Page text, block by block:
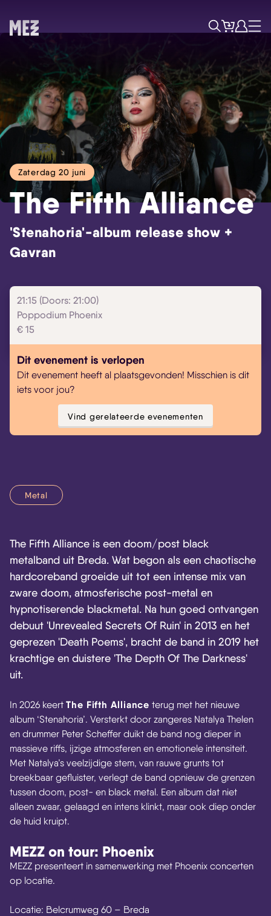
ZoekTicketsAccount
Menu
Zaterdag 20 juni
The Fifth Alliance
'Stenahoria'-album release show +
Gavran
21:15 (Doors: 21:00)
Poppodium Phoenix
€ 15
Dit evenement is verlopen
Dit evenement heeft al plaatsgevonden! Misschien is dit
iets voor jou?
Vind gerelateerde evenementen
Metal
The Fifth Alliance is een doom/post black
metalband uit Breda. Wat begon als een chaotische
hardcoreband groeide uit tot een intense mix van
zware doom, atmosferische post-metal en
hypnotiserende blackmetal. Na hun goed ontvangen
debuut 'Unrevealed Secrets Of Ruin' in 2013 en het
geprezen 'Death Poems', bracht de band in 2019 het
krachtige en duistere 'The Depth Of The Darkness'
uit.
In 2026 keert The Fifth Alliance terug met het nieuwe
album ‘Stenahoria’. Versterkt door zangeres Natalya Thelen
en drummer Peter Scheffer duikt de band nog dieper in
massieve riffs, ijzige atmosferen en emotionele intensiteit.
Met Natalya’s veelzijdige stem, van rauwe grunts tot
breekbaar gefluister, verlegt de band opnieuw de grenzen
tussen doom, post- en black metal. Een album dat niet
alleen zwaar, gelaagd en intens klinkt, maar ook diep onder
de huid kruipt.
MEZZ on tour: Phoenix
MEZZ presenteert in samenwerking met Phoenix concerten
op locatie.
Locatie: Belcrumweg 60 – Breda